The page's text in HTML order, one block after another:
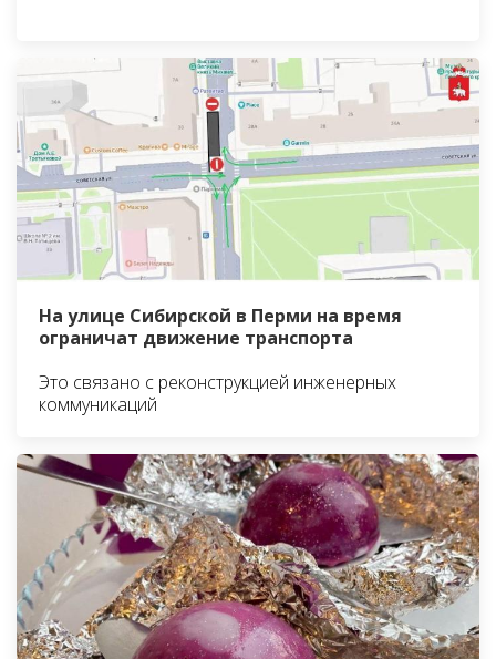
На улице Сибирской в Перми на время
ограничат движение транспорта
Это связано с реконструкцией инженерных
коммуникаций